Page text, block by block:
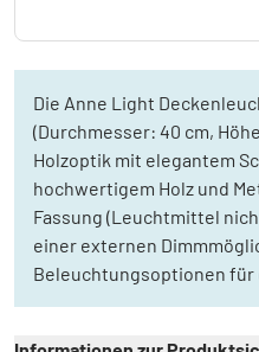
Die Anne Light
(Durchmesser: 40 cm,
Holzoptik mit elegantem
hochwertigem Holz und
Fassung (Leuchtmittel
einer externen
Beleuchtungsoptionen für